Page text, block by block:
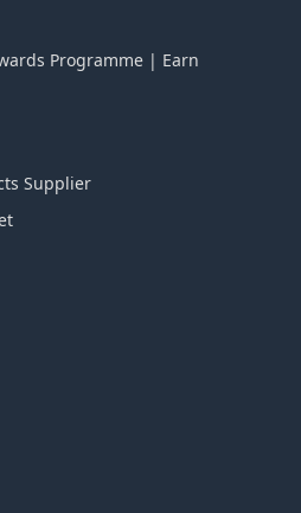
Programme | Earn
Supplier